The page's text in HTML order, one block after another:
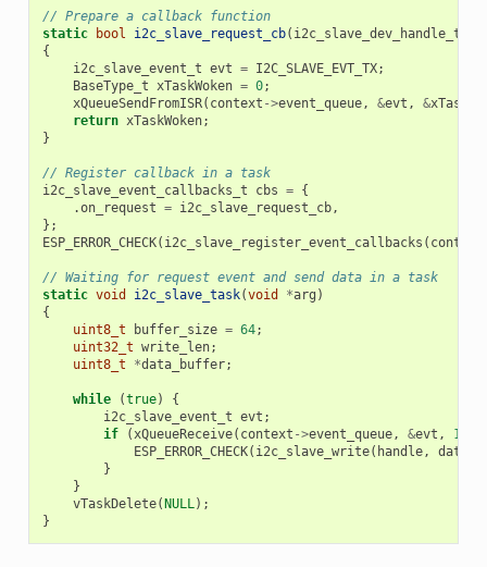
// Prepare a callback function
static
bool i2c_slave_request_cb( i2c_slave_dev_handle_t
{
i2c_slave_event_t evt = I2C_SLAVE_EVT_TX;
BaseType_t xTaskWoken = 0;
xQueueSendFromISR( context ->event_queue, &evt , &
return xTaskWoken;
}
// Register callback in a task
i2c_slave_event_callbacks_t
cbs = {
.on_request = i2c_slave_request_cb,
};
ESP_ERROR_CHECK( i2c_slave_register_event_callbacks ( context
// Waiting for request event and send data in a task
static void i2c_slave_task(void *arg )
{
uint8_t
buffer_size = 64;
uint32_t write_len;
uint8_t
*data_buffer;
while (true)
{
i2c_slave_event_t evt ;
if
(xQueueReceive( context ->event_queue, &evt , 10
ESP_ERROR_CHECK( i2c_slave_write( handle,
}
}
vTaskDelete( NULL);
}